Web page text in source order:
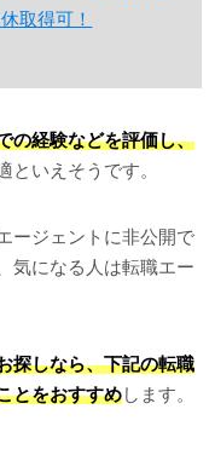
取得可！
の経験などを評価し、
といえそうです。
ージェントに非公開で
気になる人は転職エー
探しなら、下記の転職
とをおすすめします。